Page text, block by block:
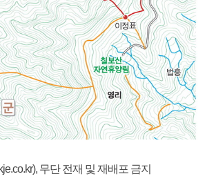
무단 전재 및 재배포 금지